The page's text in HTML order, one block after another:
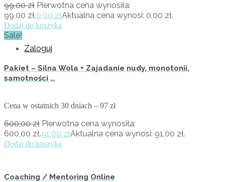
Zaloguj
99,00zł Pierwotna cena wynosiła:
99,00 zł.0,00 złAktualna cena wynosi: 0,00 zł.
Dodaj do koszyka
Sale!
Pakiet – Silna Wola + Zajadanie nudy, monotonii,
samotności …
Cena w ostatnich 30 dniach – 97 zł
600,00zł Pierwotna cena wynosiła:
600,00 zł.91,00 złAktualna cena wynosi: 91,00 zł.
Dodaj do koszyka
Coaching / Mentoring Online